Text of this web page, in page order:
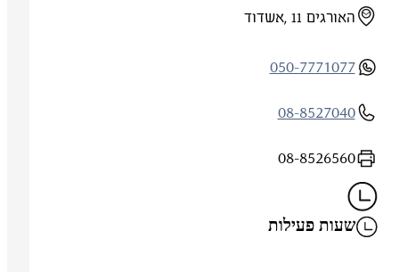
האורגים 11 ,אשדוד
050-7771077
08-8527040
08-8526560
שעות פעילות